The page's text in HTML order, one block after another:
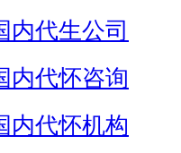
内代生公司
内代怀咨询
内代怀机构